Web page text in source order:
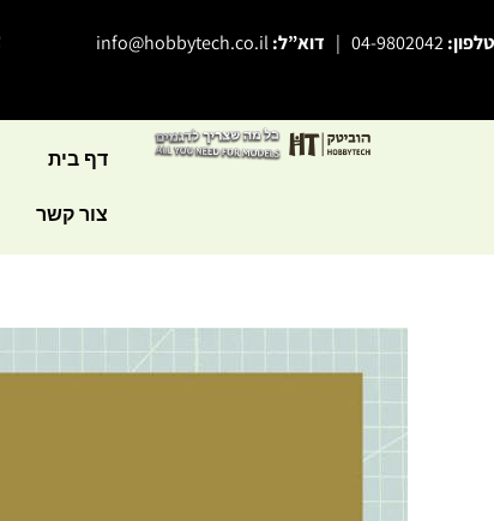
לתוכן
טלפון:04-9802042
| דוא”ל:info@hobbytech.co.il
דף בית
צור קשר